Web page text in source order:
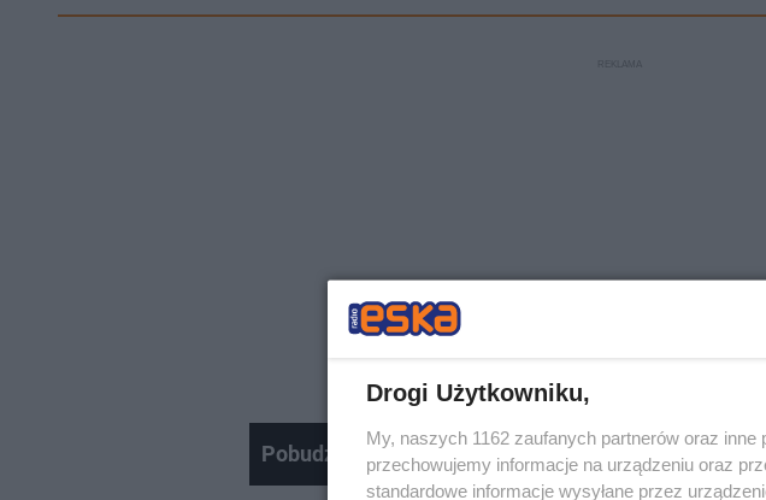
Pobudzony Daniel Martyniuk daje koncert na
Drogi Użytkowniku,
My, naszych 1162 zaufanych partnerów oraz
przechowujemy informacje na urządzeniu oraz
standardowe informacje wysyłane przez